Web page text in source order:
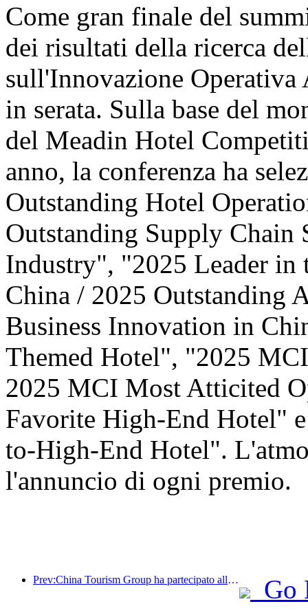
Come gran finale del
dei risultati della ricerca
sull'Innovazione Operativa
in serata. Sulla base del
del Meadin Hotel
anno, la conferenza ha
Outstanding Hotel
Outstanding Supply Chain
Industry", "2025 Leader
China / 2025 Outstanding
Business Innovation in
Themed Hotel", "2025
2025 MCI Most Atticited
Favorite High-End Hotel"
to-High-End Hotel".
l'annuncio di ogni premio.
Prev:China Tourism Group ha partecipato alla China International Import Expo per otto anni consecutivi, firmando contratti per un valore di oltre 1 miliardo di dollari.
Go